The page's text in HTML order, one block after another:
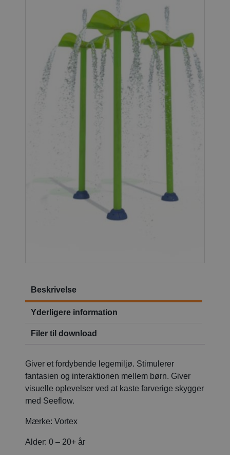
Beskrivelse
Yderligere information
Filer til download
Giver et fordybende legemiljø. Stimulerer
fantasien og interaktionen mellem børn. Giver
visuelle oplevelser ved at kaste farverige skygger
med Seeflow.
Mærke: Vortex
Alder: 0 – 20+ år